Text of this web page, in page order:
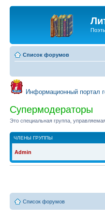
Список форумов
Информационный портал
Супермодераторы
Это специальная группа,
ЧЛЕНЫ ГРУППЫ
Admin
Список форумов